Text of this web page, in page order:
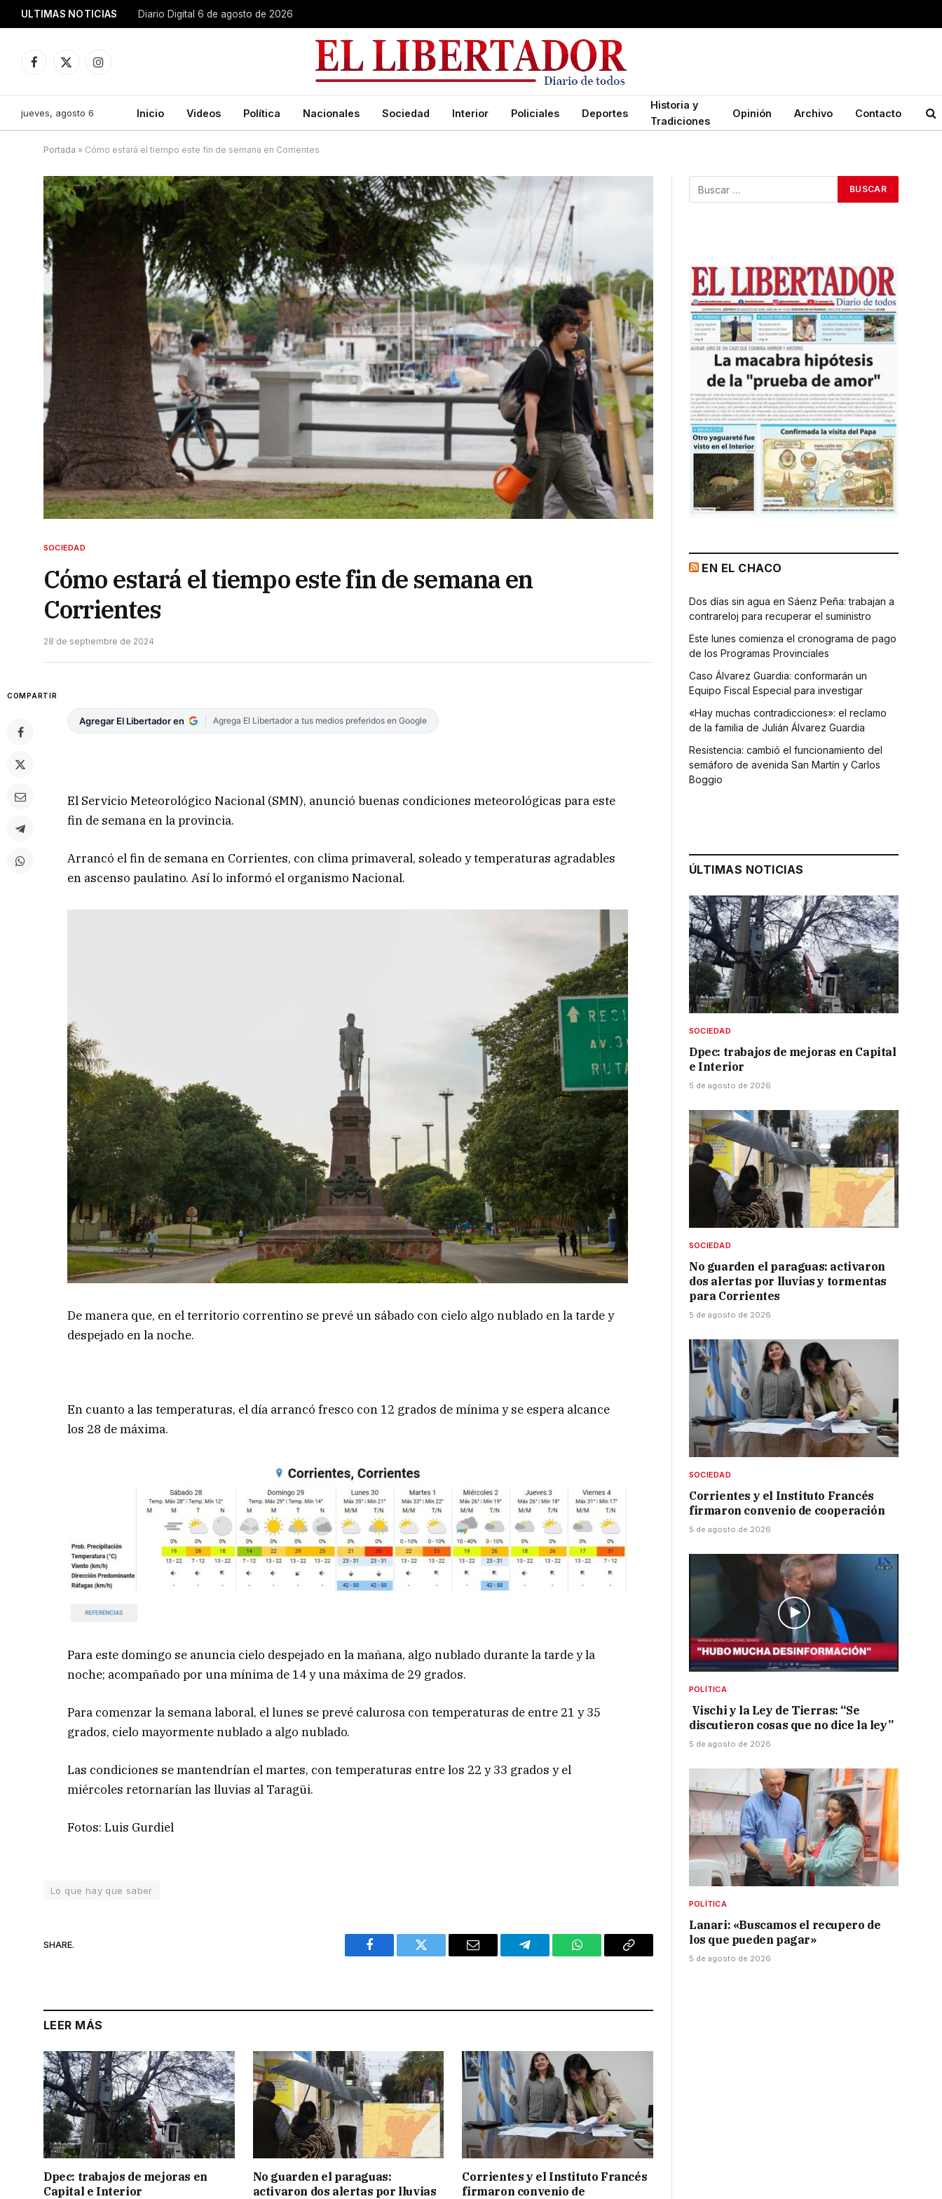
ULTIMAS NOTICIAS Diario Digital 6 de agosto de 2026
Facebook
X
Instagram
jueves, agosto 6 Inicio Videos Política Nacionales Sociedad Interior Policiales Deportes
Historia y
Tradiciones
Opinión Archivo Contacto
Portada » Cómo estará el tiempo este fin de semana en Corrientes
SOCIEDAD
Cómo estará el tiempo este fin de semana en
Corrientes
28 de septiembre de 2024
COMPARTIR
Agregar El Libertador en Agrega El Libertador a tus medios preferidos en Google
El Servicio Meteorológico Nacional (SMN), anunció buenas condiciones meteorológicas para este
fin de semana en la provincia.
Arrancó el fin de semana en Corrientes, con clima primaveral, soleado y temperaturas agradables
en ascenso paulatino. Así lo informó el organismo Nacional.
De manera que, en el territorio correntino se prevé un sábado con cielo algo nublado en la tarde y
despejado en la noche.
En cuanto a las temperaturas, el día arrancó fresco con 12 grados de mínima y se espera alcance
los 28 de máxima.
Para este domingo se anuncia cielo despejado en la mañana, algo nublado durante la tarde y la
noche; acompañado por una mínima de 14 y una máxima de 29 grados.
Para comenzar la semana laboral, el lunes se prevé calurosa con temperaturas de entre 21 y 35
grados, cielo mayormente nublado a algo nublado.
Las condiciones se mantendrían el martes, con temperaturas entre los 22 y 33 grados y el
miércoles retornarían las lluvias al Taragüi.
Fotos: Luis Gurdiel
Lo que hay que saber
SHARE.
Facebook Twitter Email Telegram WhatsAppCopy
LEER MÁS
Dpec: trabajos de mejoras en
Capital e Interior
No guarden el paraguas:
activaron dos alertas por lluvias
Corrientes y el Instituto Francés
firmaron convenio de
EN EL CHACO
Dos días sin agua en Sáenz Peña: trabajan a
contrareloj para recuperar el suministro
Este lunes comienza el cronograma de pago
de los Programas Provinciales
Caso Álvarez Guardia: conformarán un
Equipo Fiscal Especial para investigar
«Hay muchas contradicciones»: el reclamo
de la familia de Julián Álvarez Guardia
Resistencia: cambió el funcionamiento del
semáforo de avenida San Martín y Carlos
Boggio
ÚLTIMAS NOTICIAS
SOCIEDAD
Dpec: trabajos de mejoras en Capital
e Interior
5 de agosto de 2026
SOCIEDAD
No guarden el paraguas: activaron
dos alertas por lluvias y tormentas
para Corrientes
5 de agosto de 2026
SOCIEDAD
Corrientes y el Instituto Francés
firmaron convenio de cooperación
5 de agosto de 2026
POLÍTICA
Vischi y la Ley de Tierras: “Se
discutieron cosas que no dice la ley”
5 de agosto de 2026
POLÍTICA
Lanari: «Buscamos el recupero de
los que pueden pagar»
5 de agosto de 2026